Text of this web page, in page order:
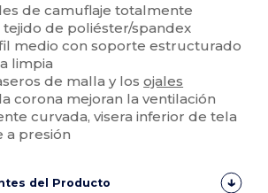
de camuflaje totalmente
de poliéster/spandex
medio con soporte estructurado
limpia
de malla y losojales
corona mejoran la ventilación
curvada, visera inferior de tela
a presión
del Producto